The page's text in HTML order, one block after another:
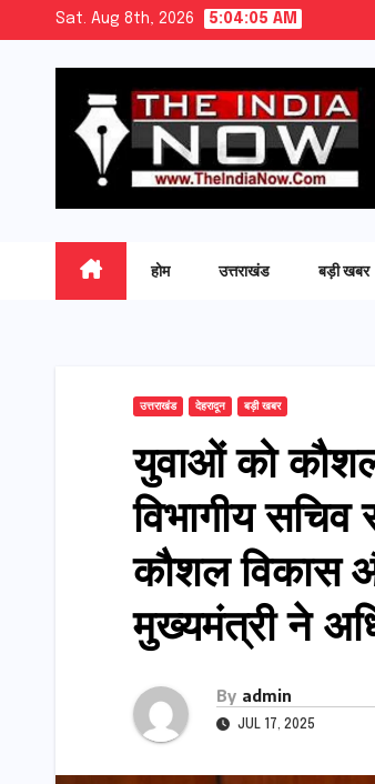
Sat. Aug 8th, 2026 5:04:06 AM
होम उत्तराखंड बड़ी खबर
उत्तराखंड देहरादून बड़ी खबर
युवाओं को
विभागीय
कौशल विकास
मुख्यमंत्री ने
By admin
JUL 17, 2025